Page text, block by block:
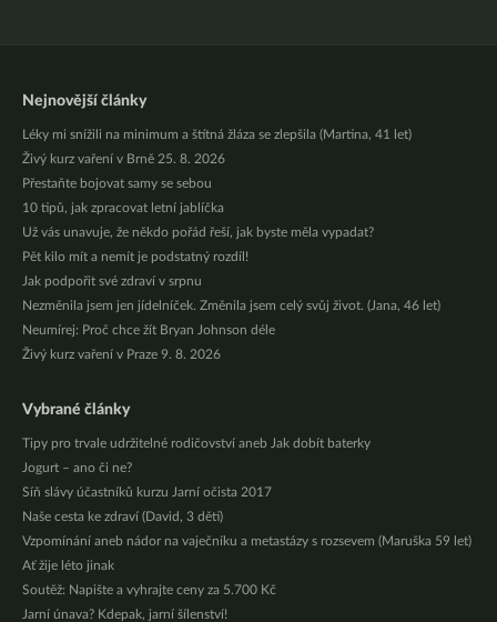
Nejnovější články
Léky mi snížili na minimum a štítná žláza se zlepšila (Martina, 41 let)
Živý kurz vaření v Brně 25. 8. 2026
Přestaňte bojovat samy se sebou
10 tipů, jak zpracovat letní jablíčka
Už vás unavuje, že někdo pořád řeší, jak byste měla vypadat?
Pět kilo mít a nemít je podstatný rozdíl!
Jak podpořit své zdraví v srpnu
Nezměnila jsem jen jídelníček. Změnila jsem celý svůj život. (Jana, 46 let)
Neumírej: Proč chce žít Bryan Johnson déle
Živý kurz vaření v Praze 9. 8. 2026
Vybrané články
Tipy pro trvale udržitelné rodičovství aneb Jak dobít baterky
Jogurt – ano či ne?
Síň slávy účastníků kurzu Jarní očista 2017
Naše cesta ke zdraví (David, 3 děti)
Vzpomínání aneb nádor na vaječníku a metastázy s rozsevem (Maruška 59 let)
Ať žije léto jinak
Soutěž: Napište a vyhrajte ceny za 5.700 Kč
Jarní únava? Kdepak, jarní šílenství!